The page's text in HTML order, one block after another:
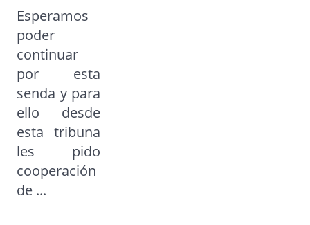
Esperamos
poder
continuar
por esta
senda y para
ello desde
esta tribuna
les pido
cooperación
de ...